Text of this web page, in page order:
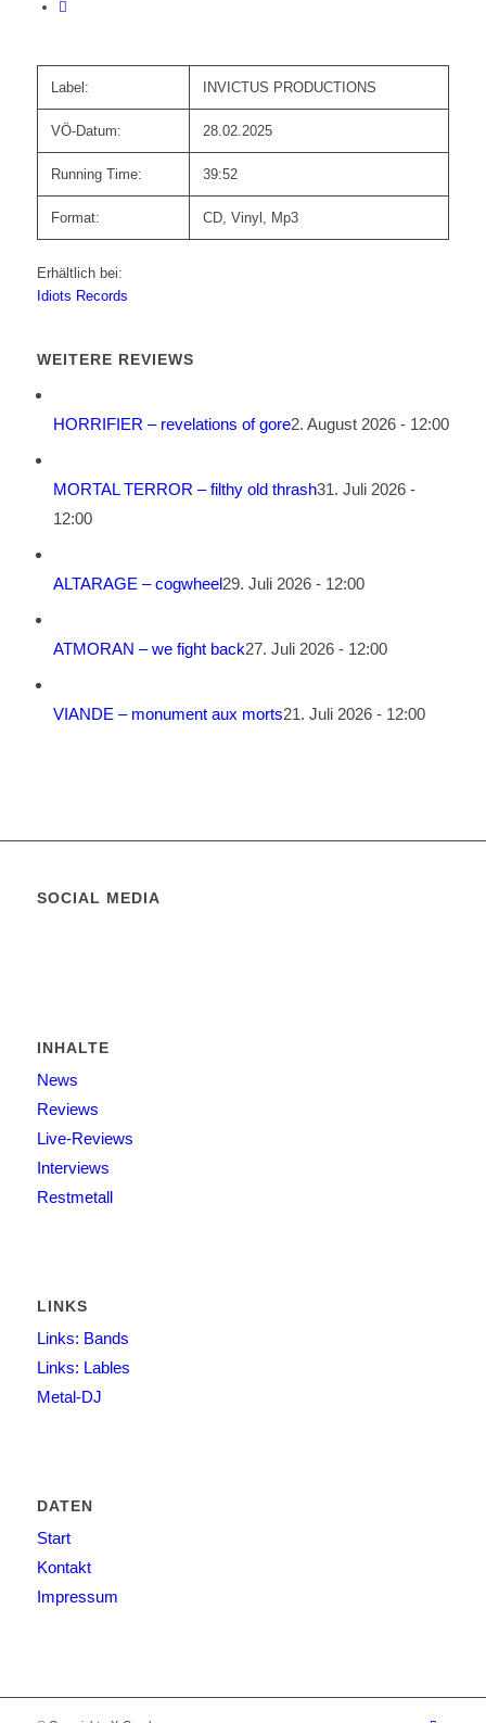
Label: INVICTUS PRODUCTIONS
VÖ-Datum: 28.02.2025
Running Time: 39:52
Format: CD, Vinyl, Mp3
Erhältlich bei:
Idiots Records
WEITERE REVIEWS
HORRIFIER – revelations of gore2. August 2026 - 12:00
MORTAL TERROR – filthy old thrash31. Juli 2026 -
12:00
ALTARAGE – cogwheel29. Juli 2026 - 12:00
ATMORAN – we fight back27. Juli 2026 - 12:00
VIANDE – monument aux morts21. Juli 2026 - 12:00
SOCIAL MEDIA
INHALTE
News
Reviews
Live-Reviews
Interviews
Restmetall
LINKS
Links: Bands
Links: Lables
Metal-DJ
DATEN
Start
Kontakt
Impressum